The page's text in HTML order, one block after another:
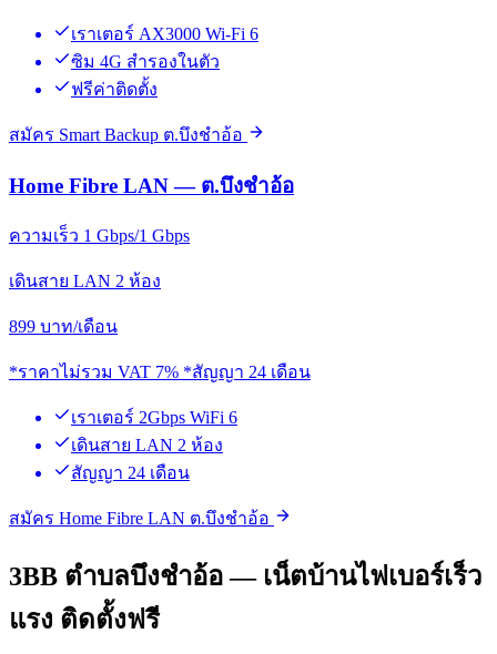
เราเตอร์ AX3000 Wi-Fi 6
ซิม 4G สำรองในตัว
ฟรีค่าติดตั้ง
สมัคร Smart Backup ต.บึงชำอ้อ
Home Fibre LAN — ต.บึงชำอ้อ
ความเร็ว 1 Gbps/1 Gbps
เดินสาย LAN 2 ห้อง
899 บาท/เดือน
*ราคาไม่รวม VAT 7% *สัญญา 24 เดือน
เราเตอร์ 2Gbps WiFi 6
เดินสาย LAN 2 ห้อง
สัญญา 24 เดือน
สมัคร Home Fibre LAN ต.บึงชำอ้อ
3BB ตำบลบึงชำอ้อ — เน็ตบ้านไฟเบอร์เร็ว
แรง ติดตั้งฟรี